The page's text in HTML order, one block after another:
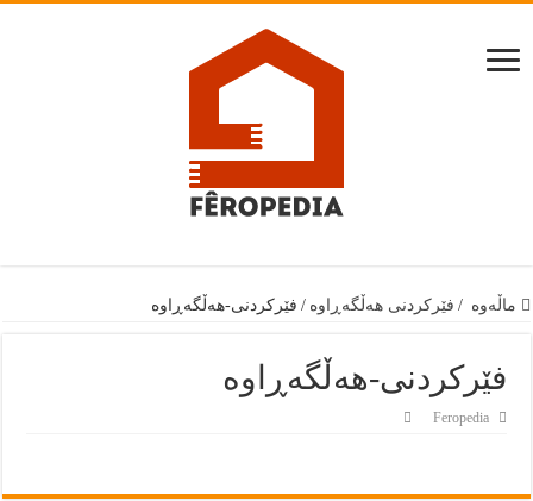
ماڵەوە / فێركردنى هەڵگەڕاوە / فێركردنى-هەڵگەڕاوە
فێركردنى-هەڵگەڕاوە
Feropedia